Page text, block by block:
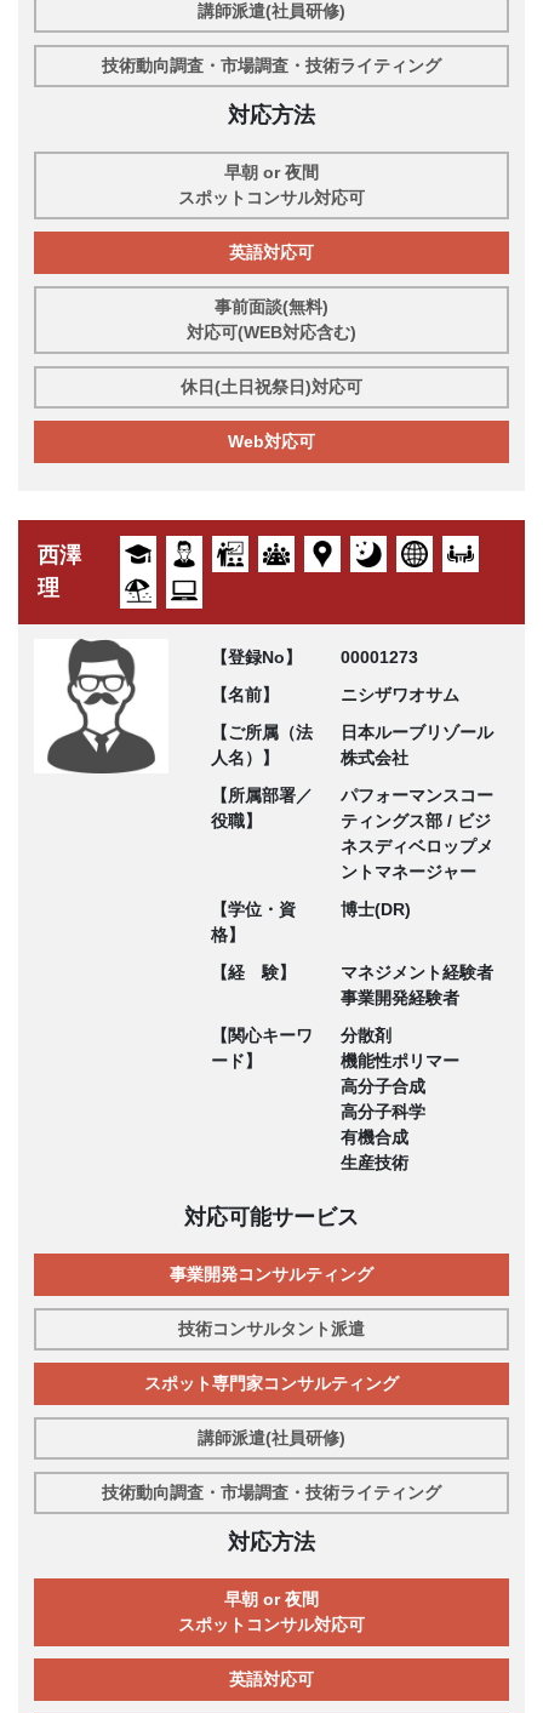
講師派遣(社員研修)
技術動向調査・市場調査・技術ライティング
対応方法
早朝 or 夜間
スポットコンサル対応可
英語対応可
事前面談(無料)
対応可(WEB対応含む)
休日(土日祝祭日)対応可
Web対応可
西澤
理
【登録No】
00001273
【名前】
ニシザワオサム
【ご所属（法
人名）】
日本ルーブリゾール
株式会社
【所属部署／
役職】
パフォーマンスコー
ティングス部 / ビジ
ネスディベロップメ
ントマネージャー
【学位・資
格】
博士(DR)
【経 験】
マネジメント経験者
事業開発経験者
【関心キーワ
ード】
分散剤
機能性ポリマー
高分子合成
高分子科学
有機合成
生産技術
対応可能サービス
事業開発コンサルティング
技術コンサルタント派遣
スポット専門家コンサルティング
講師派遣(社員研修)
技術動向調査・市場調査・技術ライティング
対応方法
早朝 or 夜間
スポットコンサル対応可
英語対応可